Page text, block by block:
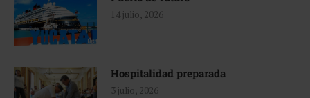
14 julio, 2026
Hospitalidad preparada
3 julio, 2026